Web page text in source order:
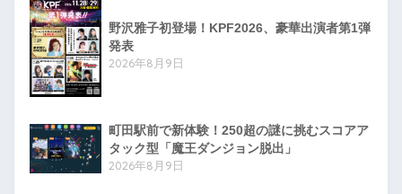
野沢雅子初登場！KPF2026、豪華出演者第1弾
発表
2026年8月9日
町田駅前で新体験！250超の謎に挑むスコアア
タック型「魔王ダンジョン脱出」
2026年8月9日